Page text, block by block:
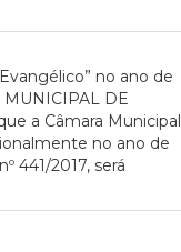
no ano de
MUNICIPAL DE
a Câmara Municipal
no ano de
441/2017, será